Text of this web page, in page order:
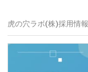
虎の穴ラボ(株)採用情報